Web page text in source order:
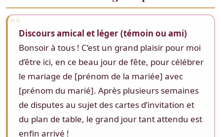
Discours amical et léger (témoin ou ami)
Bonsoir à tous ! C’est un grand plaisir pour moi
d’être ici, en ce beau jour de fête, pour célébrer
le mariage de [prénom de la mariée] avec
[prénom du marié]. Après plusieurs semaines
de disputes au sujet des cartes d’invitation et
du plan de table, le grand jour tant attendu est
enfin arrivé !